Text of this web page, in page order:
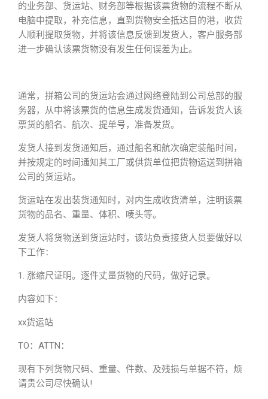
的业务部、货运站、财务部等根据该票货物的流程不断从
电脑中提取，补充信息，直到货物安全抵达目的港，收货
人顺利提取货物，并将该信息反馈到发货人，客户服务部
进一步确认该票货物没有发生任何误差为止。
通常，拼箱公司的货运站会通过网络登陆到公司总部的服
务器，从中将该票货的信息生成发货通知，告诉发货人该
票货的船名、航次、提单号，准备发货。
发货人接到发货通知后，通过船名和航次确定装船时间，
并按规定的时间通知其工厂或供货单位把货物运送到拼箱
公司的货运站。
货运站在发出装货通知时，对内生成收货清单，注明该票
货物的品名、重量、体积、唛头等。
发货人将货物送到货运站时，该站负责接货人员要做好以
下工作：
1. 涨缩尺证明。逐件丈量货物的尺码，做好记录。
内容如下：
xx货运站
TO：ATTN：
现有下列货物尺码、重量、件数、及残损与单据不符，烦
请贵公司尽快确认!